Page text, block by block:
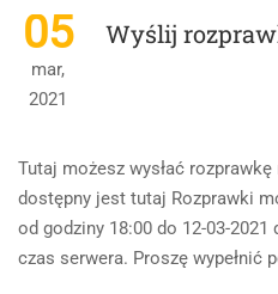
REGULAMIN
KONKURSU
ROZPRAWKI
MATURALNEJ
05
mar,
2021
Wyślij
Tutaj możesz wysłać
dostępny jest tutaj Rozprawki
od godziny 18:00 do 12-03-
czas serwera. Proszę wypełnić